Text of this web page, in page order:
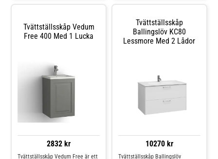
Tvättställsskåp Vedum
Free 400 Med 1 Lucka
2832 kr
Tvättställsskåp Vedum Free är ett
Tvättställsskåp
Ballingslöv KC80
Lessmore Med 2 Lådor
10270 kr
Tvättställsskåp Ballingslöv